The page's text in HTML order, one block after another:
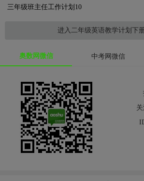
三年级班主任工作计划10
进入二年级英语教学计划下
奥数网微信 中考网微信